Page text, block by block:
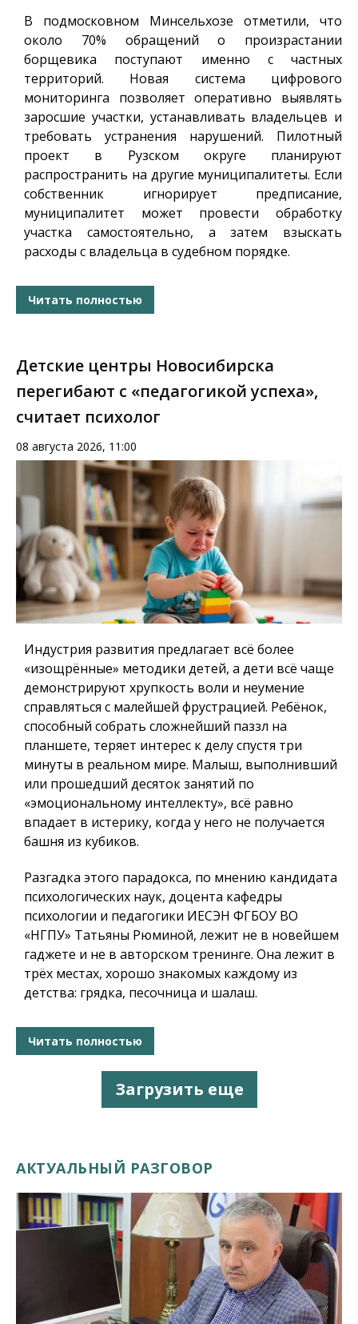
В подмосковном Минсельхозе отметили, что
около 70% обращений о произрастании
борщевика поступают именно с частных
территорий. Новая система цифрового
мониторинга позволяет оперативно выявлять
заросшие участки, устанавливать владельцев и
требовать устранения нарушений. Пилотный
проект в Рузском округе планируют
распространить на другие муниципалитеты. Если
собственник игнорирует предписание,
муниципалитет может провести обработку
участка самостоятельно, а затем взыскать
расходы с владельца в судебном порядке.
Читать полностью
Детские центры Новосибирска
перегибают с «педагогикой успеха»,
считает психолог
08 августа 2026, 11:00
Индустрия развития предлагает всё более
«изощрённые» методики детей, а дети всё чаще
демонстрируют хрупкость воли и неумение
справляться с малейшей фрустрацией. Ребёнок,
способный собрать сложнейший паззл на
планшете, теряет интерес к делу спустя три
минуты в реальном мире. Малыш, выполнивший
или прошедший десяток занятий по
«эмоциональному интеллекту», всё равно
впадает в истерику, когда у него не получается
башня из кубиков.
Разгадка этого парадокса, по мнению кандидата
психологических наук, доцента кафедры
психологии и педагогики ИЕСЭН ФГБОУ ВО
«НГПУ» Татьяны Рюминой, лежит не в новейшем
гаджете и не в авторском тренинге. Она лежит в
трёх местах, хорошо знакомых каждому из
детства: грядка, песочница и шалаш.
Читать полностью
Загрузить еще
АКТУАЛЬНЫЙ РАЗГОВОР